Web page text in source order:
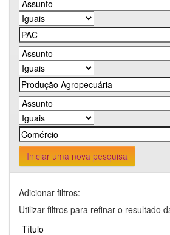
Iniciar uma nova pesquisa
Adicionar filtros:
Utilizar filtros para refinar o resultado